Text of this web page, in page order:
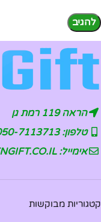
הראה 119 רמת גן
טלפון: 050-7113713
אימייל: SHOP@TENGIFT.CO.IL
קטגוריות מבוקשות